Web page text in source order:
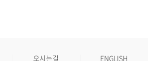
오시는길 ENGLISH